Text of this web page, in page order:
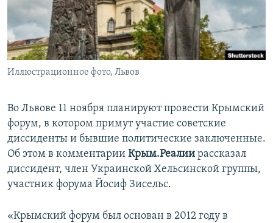
ПОБЕДИТЕЛЕЙ НЕ СУДЯТ?
КРЫМ.НЕПОКОРЕННЫЙ
ELIFBE
УКРАИНСКАЯ ПРОБЛЕМА КРЫМА
ПРИСОЕДИНЯЙТЕСЬ!
Иллюстрационное фото, Львов
Во Львове 11 ноября планируют провести Крымский
форум, в котором примут участие советские
диссиденты и бывшие политические заключенные.
Об этом в комментарии Крым.Реалии рассказал
диссидент, член Украинской Хельсинской группы,
участник форума Йосиф Зисельс.
«Крымский форум был основан в 2012 году в